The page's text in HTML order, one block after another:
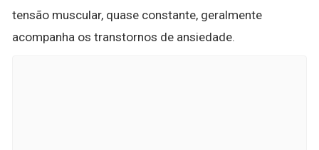
tensão muscular, quase constante, geralmente
acompanha os transtornos de ansiedade.